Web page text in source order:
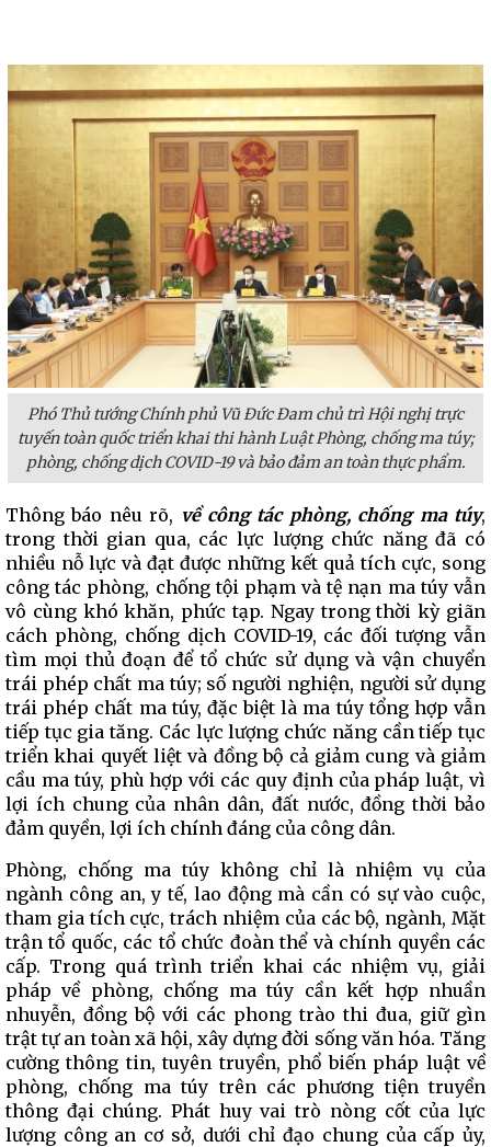
Phó Thủ tướng Chính phủ Vũ Đức Đam chủ trì Hội nghị trực
tuyến toàn quốc triển khai thi hành Luật Phòng, chống ma túy;
phòng, chống dịch COVID-19 và bảo đảm an toàn thực phẩm.
Thông báo nêu rõ, về công tác phòng, chống ma túy,
trong thời gian qua, các lực lượng chức năng đã có
nhiều nỗ lực và đạt được những kết quả tích cực, song
công tác phòng, chống tội phạm và tệ nạn ma túy vẫn
vô cùng khó khăn, phức tạp. Ngay trong thời kỳ giãn
cách phòng, chống dịch COVID-19, các đối tượng vẫn
tìm mọi thủ đoạn để tổ chức sử dụng và vận chuyển
trái phép chất ma túy; số người nghiện, người sử dụng
trái phép chất ma túy, đặc biệt là ma túy tổng hợp vẫn
tiếp tục gia tăng. Các lực lượng chức năng cần tiếp tục
triển khai quyết liệt và đồng bộ cả giảm cung và giảm
cầu ma túy, phù hợp với các quy định của pháp luật, vì
lợi ích chung của nhân dân, đất nước, đồng thời bảo
đảm quyền, lợi ích chính đáng của công dân.
Phòng, chống ma túy không chỉ là nhiệm vụ của
ngành công an, y tế, lao động mà cần có sự vào cuộc,
tham gia tích cực, trách nhiệm của các bộ, ngành, Mặt
trận tổ quốc, các tổ chức đoàn thể và chính quyền các
cấp. Trong quá trình triển khai các nhiệm vụ, giải
pháp về phòng, chống ma túy cần kết hợp nhuần
nhuyễn, đồng bộ với các phong trào thi đua, giữ gìn
trật tự an toàn xã hội, xây dựng đời sống văn hóa. Tăng
cường thông tin, tuyên truyền, phổ biến pháp luật về
phòng, chống ma túy trên các phương tiện truyền
thông đại chúng. Phát huy vai trò nòng cốt của lực
lượng công an cơ sở, dưới chỉ đạo chung của cấp ủy,